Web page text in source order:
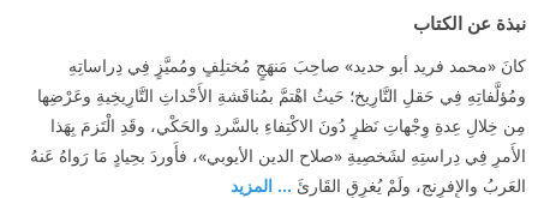
نبذة عن الكتاب
كانَ «محمد فريد أبو حديد» صاحِبَ مَنهَجٍ مُختلِفٍ ومُميَّزٍ فِي دِراساتِهِ
ومُؤلَّفاتِهِ فِي حَقلِ التَّارِيخ؛ حَيثُ اهْتمَّ بمُناقَشةِ الأَحْداثِ التَّارِيخِيةِ وعَرْضِها
مِن خِلالِ عِدةِ وِجْهاتِ نَظرٍ دُونَ الاكْتِفاءِ بالسَّردِ والحَكْي، وقَدِ الْتَزمَ بِهَذا
الأَمرِ فِي دِراستِهِ لشَخصِيةِ «صلاح الدين الأيوبي»، فأَوردَ بحِيادٍ مَا رَواهُ عَنهُ
العَربُ والإِفرِنج، ولَمْ يُغرِقِ القَارئَ ... المزيد